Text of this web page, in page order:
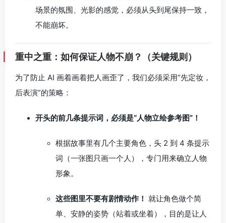
场景的氛围、光影的感觉，必须从头到尾保持一致，
不能崩坏。
重中之重：如何保证人物不崩？（关键规则）
为了防止 AI 画着画着把人画歪了，我们必须采用“先定妆，
后表演”的策略：
开头的前几条提示词，必须是“人物立绘参考图”！
根据故事里有几个主要角色，头 2 到 4 条提示
词（一张图只画一个人），专门用来确立人物
形象。
这些图里不要有剧情动作！ 就让角色做个简
单、安静的姿势（站着或坐着），目的是让人